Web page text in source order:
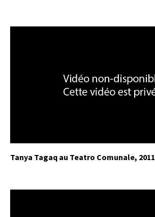
Tanya Tagaq au Teatro Comunale, 2011